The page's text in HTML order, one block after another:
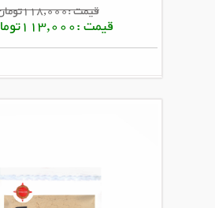
قیمت :118,000تومان
قیمت :113,000تومان